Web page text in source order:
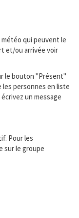
qui peuvent le
et/ou arrivée voir
le bouton "Présent"
personnes en liste
un message
Pour les
sur le groupe